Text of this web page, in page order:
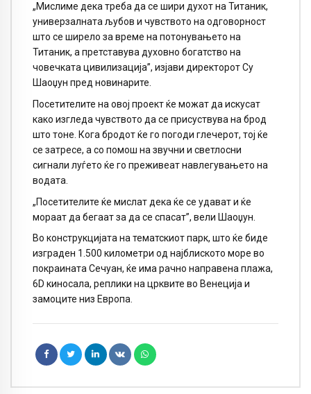
„Мислиме дека треба да се шири духот на Титаник,
универзалната љубов и чувството на одговорност
што се ширело за време на потонувањето на
Титаник, а претставува духовно богатство на
човечката цивилизација”, изјави директорот Су
Шаоџун пред новинарите.
Посетителите на овој проект ќе можат да искусат
како изгледа чувството да се присуствува на брод
што тоне. Кога бродот ќе го погоди глечерот, тој ќе
се затресе, а со помош на звучни и светлосни
сигнали луѓето ќе го преживеат навлегувањето на
водата.
„Посетителите ќе мислат дека ќе се удават и ќе
мораат да бегаат за да се спасат”, вели Шаоџун.
Во конструкцијата на тематскиот парк, што ќе биде
изграден 1.500 километри од најблиското море во
покраината Сечуан, ќе има рачно направена плажа,
6D киносала, реплики на црквите во Венеција и
замоците низ Европа.